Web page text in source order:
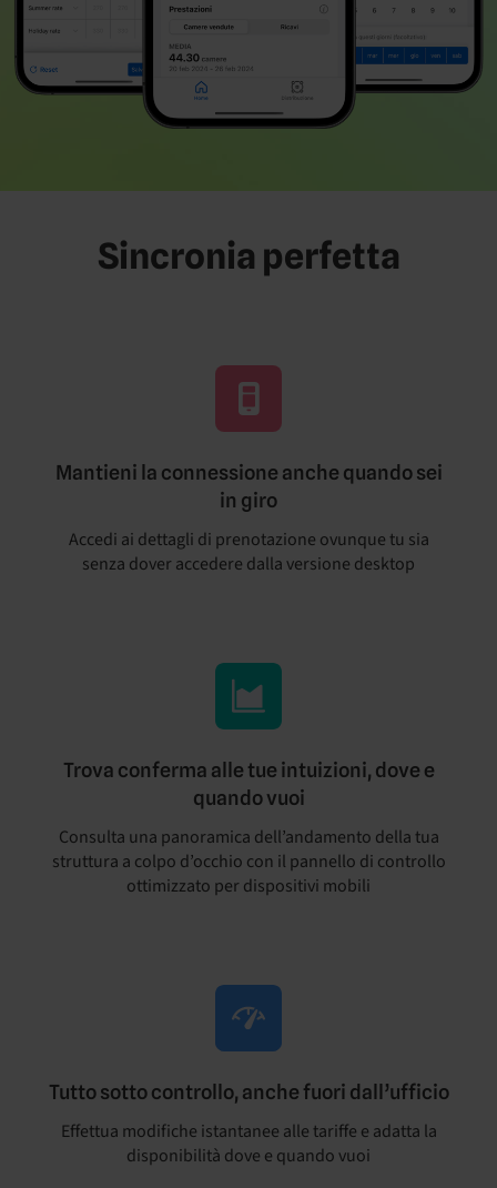
Sincronia perfetta
Mantieni la connessione anche quando sei
in giro
Accedi ai dettagli di prenotazione ovunque tu sia
senza dover accedere dalla versione desktop
Trova conferma alle tue intuizioni, dove e
quando vuoi
Consulta una panoramica dell’andamento della tua
struttura a colpo d’occhio con il pannello di controllo
ottimizzato per dispositivi mobili
Tutto sotto controllo, anche fuori dall’ufficio
Effettua modifiche istantanee alle tariffe e adatta la
disponibilità dove e quando vuoi